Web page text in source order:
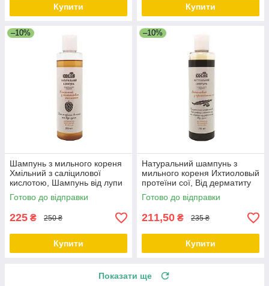
Купити Купити
–10%
Шампунь з мильного кореня
Хмільний з саліцилової
кислотою, Шампунь від лупи
250 мл ТМ Cocos
Готово до відправки
225 ₴ 250 ₴
Купити
–10%
Натуральний шампунь з
мильного кореня Ихтиоловый
протеїни сої, Від дерматиту
та псоріазу, 250 мл ТМ Cocos
Готово до відправки
211,50 ₴ 235 ₴
Купити
Показати ще